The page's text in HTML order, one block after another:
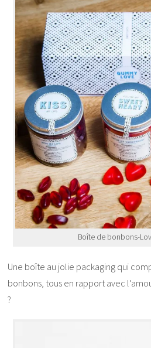
Boîte de bonbons-
Une boîte au jolie packaging qui
bonbons, tous en rapport avec
?